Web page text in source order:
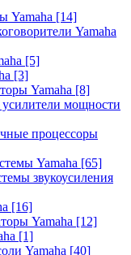
Yamaha [14]
Yamaha
[5]
[3]
Yamaha [8]
мощности
процессоры
Yamaha [65]
звукоусиления
[16]
Yamaha [12]
[1]
Yamaha [40]